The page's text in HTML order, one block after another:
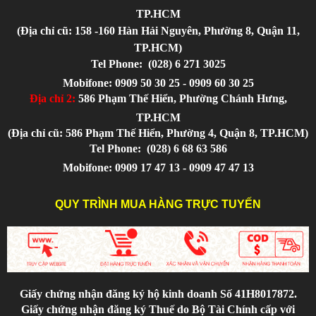
TP.HCM
(Địa chỉ cũ: 158 -160 Hàn Hải Nguyên, Phường 8, Quận 11,
TP.HCM)
Tel Phone: (028) 6 271 3025
Mobifone: 0909 50 30 25 - 0909 60 30 25
Địa chỉ 2: 586 Phạm Thế Hiển, Phường Chánh Hưng,
TP.HCM
(Địa chỉ cũ: 586 Phạm Thế Hiển, Phường 4, Quận 8, TP.HCM)
Tel Phone: (028) 6 68 63 586
Mobifone: 0909 17 47 13 - 0909 47 47 13
QUY TRÌNH MUA HÀNG TRỰC TUYẾN
Giấy chứng nhận đăng ký hộ kinh doanh Số 41H8017872.
Giấy chứng nhận đăng ký Thuế do Bộ Tài Chính cấp với